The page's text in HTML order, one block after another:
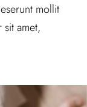
mollit
amet,